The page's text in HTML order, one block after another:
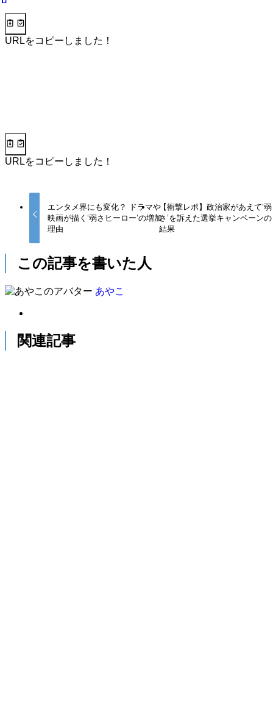
URLをコピーしました！
URLをコピーしました！
エンタメ界にも変化？ ドラマや
映画が描く‘弱さヒーロー’の増加
理由
【衝撃レポ】政治家があえて‘弱
さ’を訴えた選挙キャンペーンの
結果
この記事を書いた人
あやこ
関連記事